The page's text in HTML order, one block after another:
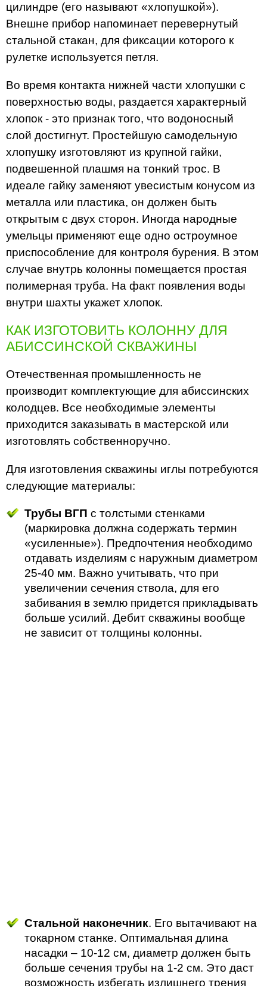
цилиндре (его называют «хлопушкой»).
Внешне прибор напоминает перевернутый
стальной стакан, для фиксации которого к
рулетке используется петля.
Во время контакта нижней части хлопушки с
поверхностью воды, раздается характерный
хлопок - это признак того, что водоносный
слой достигнут. Простейшую самодельную
хлопушку изготовляют из крупной гайки,
подвешенной плашмя на тонкий трос. В
идеале гайку заменяют увесистым конусом из
металла или пластика, он должен быть
открытым с двух сторон. Иногда народные
умельцы применяют еще одно остроумное
приспособление для контроля бурения. В этом
случае внутрь колонны помещается простая
полимерная труба. На факт появления воды
внутри шахты укажет хлопок.
КАК ИЗГОТОВИТЬ КОЛОННУ ДЛЯ
АБИССИНСКОЙ СКВАЖИНЫ
Отечественная промышленность не
производит комплектующие для абиссинских
колодцев. Все необходимые элементы
приходится заказывать в мастерской или
изготовлять собственноручно.
Для изготовления скважины иглы потребуются
следующие материалы:
Трубы ВГП с толстыми стенками
(маркировка должна содержать термин
«усиленные»). Предпочтения необходимо
отдавать изделиям с наружным диаметром
25-40 мм. Важно учитывать, что при
увеличении сечения ствола, для его
забивания в землю придется прикладывать
больше усилий. Дебит скважины вообще
не зависит от толщины колонны.
Стальной наконечник. Его вытачивают на
токарном станке. Оптимальная длина
насадки – 10-12 см, диаметр должен быть
больше сечения трубы на 1-2 см. Это даст
возможность избегать излишнего трения